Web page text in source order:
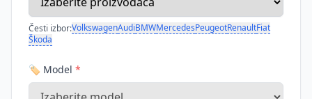
Česti izbor:VolkswagenAudiBMWMercedesPeugeotRenaultFiat
Škoda
🏷️ Model *